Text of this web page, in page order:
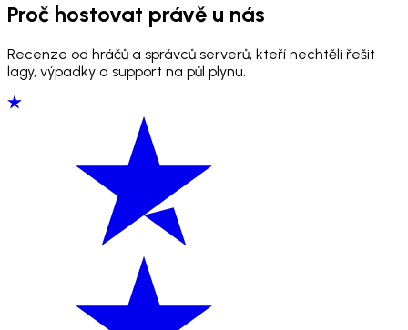
Proč hostovat právě u nás
Recenze od hráčů a správců serverů, kteří nechtěli řešit
lagy, výpadky a support na půl plynu.